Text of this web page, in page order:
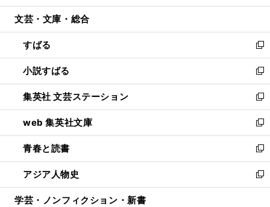
開
ウ
開
く
ン
ウ
で
開
く
ウ
ン
ド
ウ
で
開
く
文芸・文庫・総合
すばる
新
し
い
ウ
ィ
ン
ド
ウ
で
開
く
小説すばる
新
し
い
ウ
ィ
ン
ド
ウ
で
開
集英社 文芸ステーション
新
し
い
ウ
ィ
ン
ド
ウ
web 集英社文庫
新
し
い
ウ
ィ
ン
青春と読書
新
し
い
ウ
アジア人物史
新
し
学芸・ノンフィクション・新書